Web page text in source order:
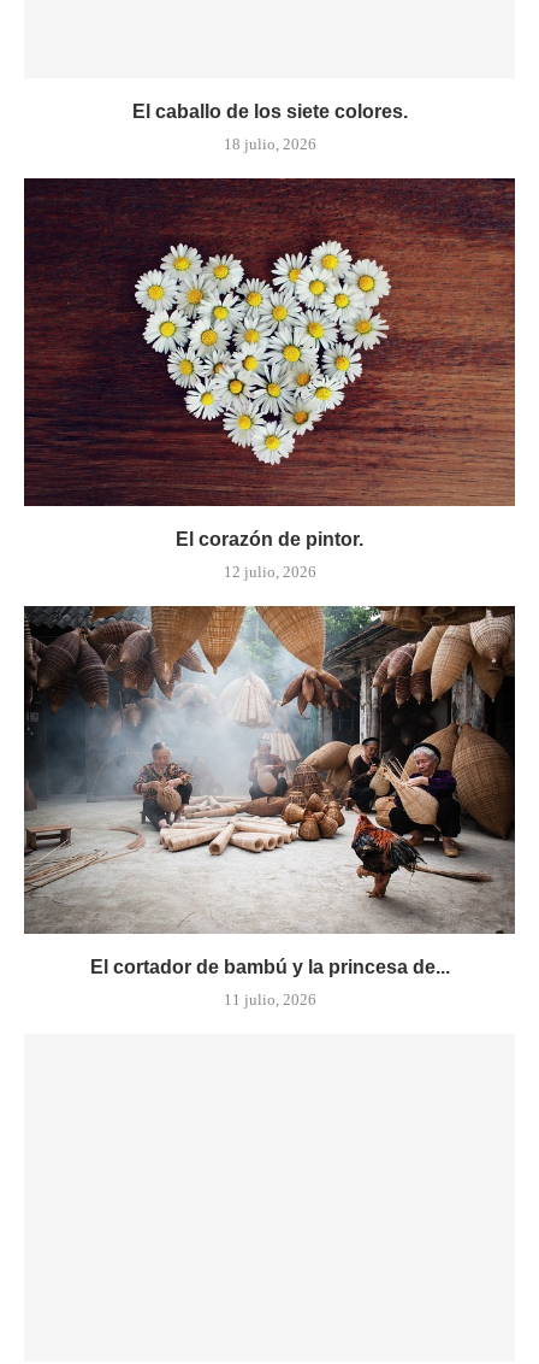
El caballo de los siete colores.
18 julio, 2026
El corazón de pintor.
12 julio, 2026
El cortador de bambú y la princesa de...
11 julio, 2026